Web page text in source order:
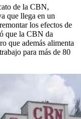
de la CBN,
que llega en un
los efectos de
que la CBN da
que además alimenta
para más de 80